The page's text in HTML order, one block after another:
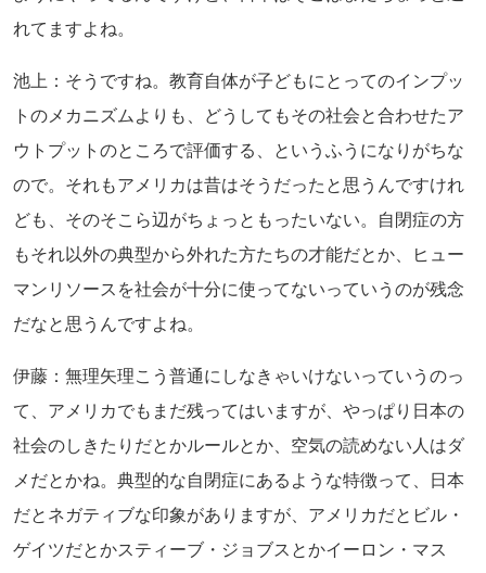
れてますよね。
池上：そうですね。教育自体が子どもにとってのインプッ
トのメカニズムよりも、どうしてもその社会と合わせたア
ウトプットのところで評価する、というふうになりがちな
ので。それもアメリカは昔はそうだったと思うんですけれ
ども、そのそこら辺がちょっともったいない。自閉症の方
もそれ以外の典型から外れた方たちの才能だとか、ヒュー
マンリソースを社会が十分に使ってないっていうのが残念
だなと思うんですよね。
伊藤：無理矢理こう普通にしなきゃいけないっていうのっ
て、アメリカでもまだ残ってはいますが、やっぱり日本の
社会のしきたりだとかルールとか、空気の読めない人はダ
メだとかね。典型的な自閉症にあるような特徴って、日本
だとネガティブな印象がありますが、アメリカだとビル・
ゲイツだとかスティーブ・ジョブスとかイーロン・マス